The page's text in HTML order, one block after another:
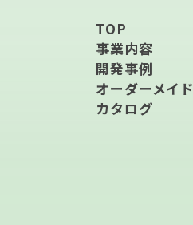
TOP
事業内容
開発事例
オーダーメイド
カタログ